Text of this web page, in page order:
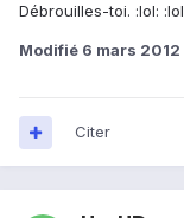
Débrouilles-toi. :lol:
Modifié 6 mars 2012
Citer